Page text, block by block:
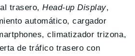
trasero,Head-up Display,
automático, cargador
climatizador trizona,
de tráfico trasero con